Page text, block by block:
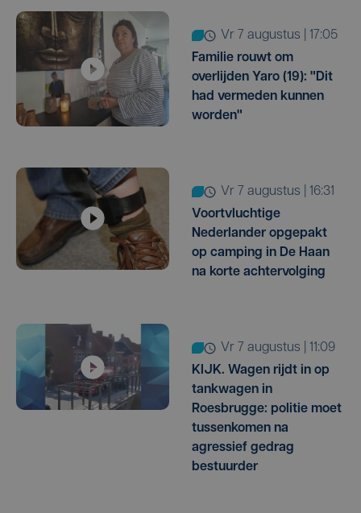
vr 7 augustus | 17:05
Familie rouwt om
overlijden Yaro (19): "Dit
had vermeden kunnen
worden"
vr 7 augustus | 16:31
Voortvluchtige
Nederlander opgepakt
op camping in De Haan
na korte achtervolging
vr 7 augustus | 11:09
KIJK. Wagen rijdt in op
tankwagen in
Roesbrugge: politie moet
tussenkomen na
agressief gedrag
bestuurder